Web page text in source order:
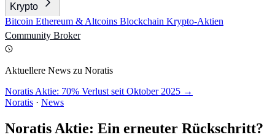
Krypto
Bitcoin Ethereum & Altcoins Blockchain Krypto-Aktien
Community Broker
Aktuellere News zu Noratis
Noratis Aktie: 70% Verlust seit Oktober 2025 →
Noratis · News
Noratis Aktie: Ein erneuter Rückschritt?